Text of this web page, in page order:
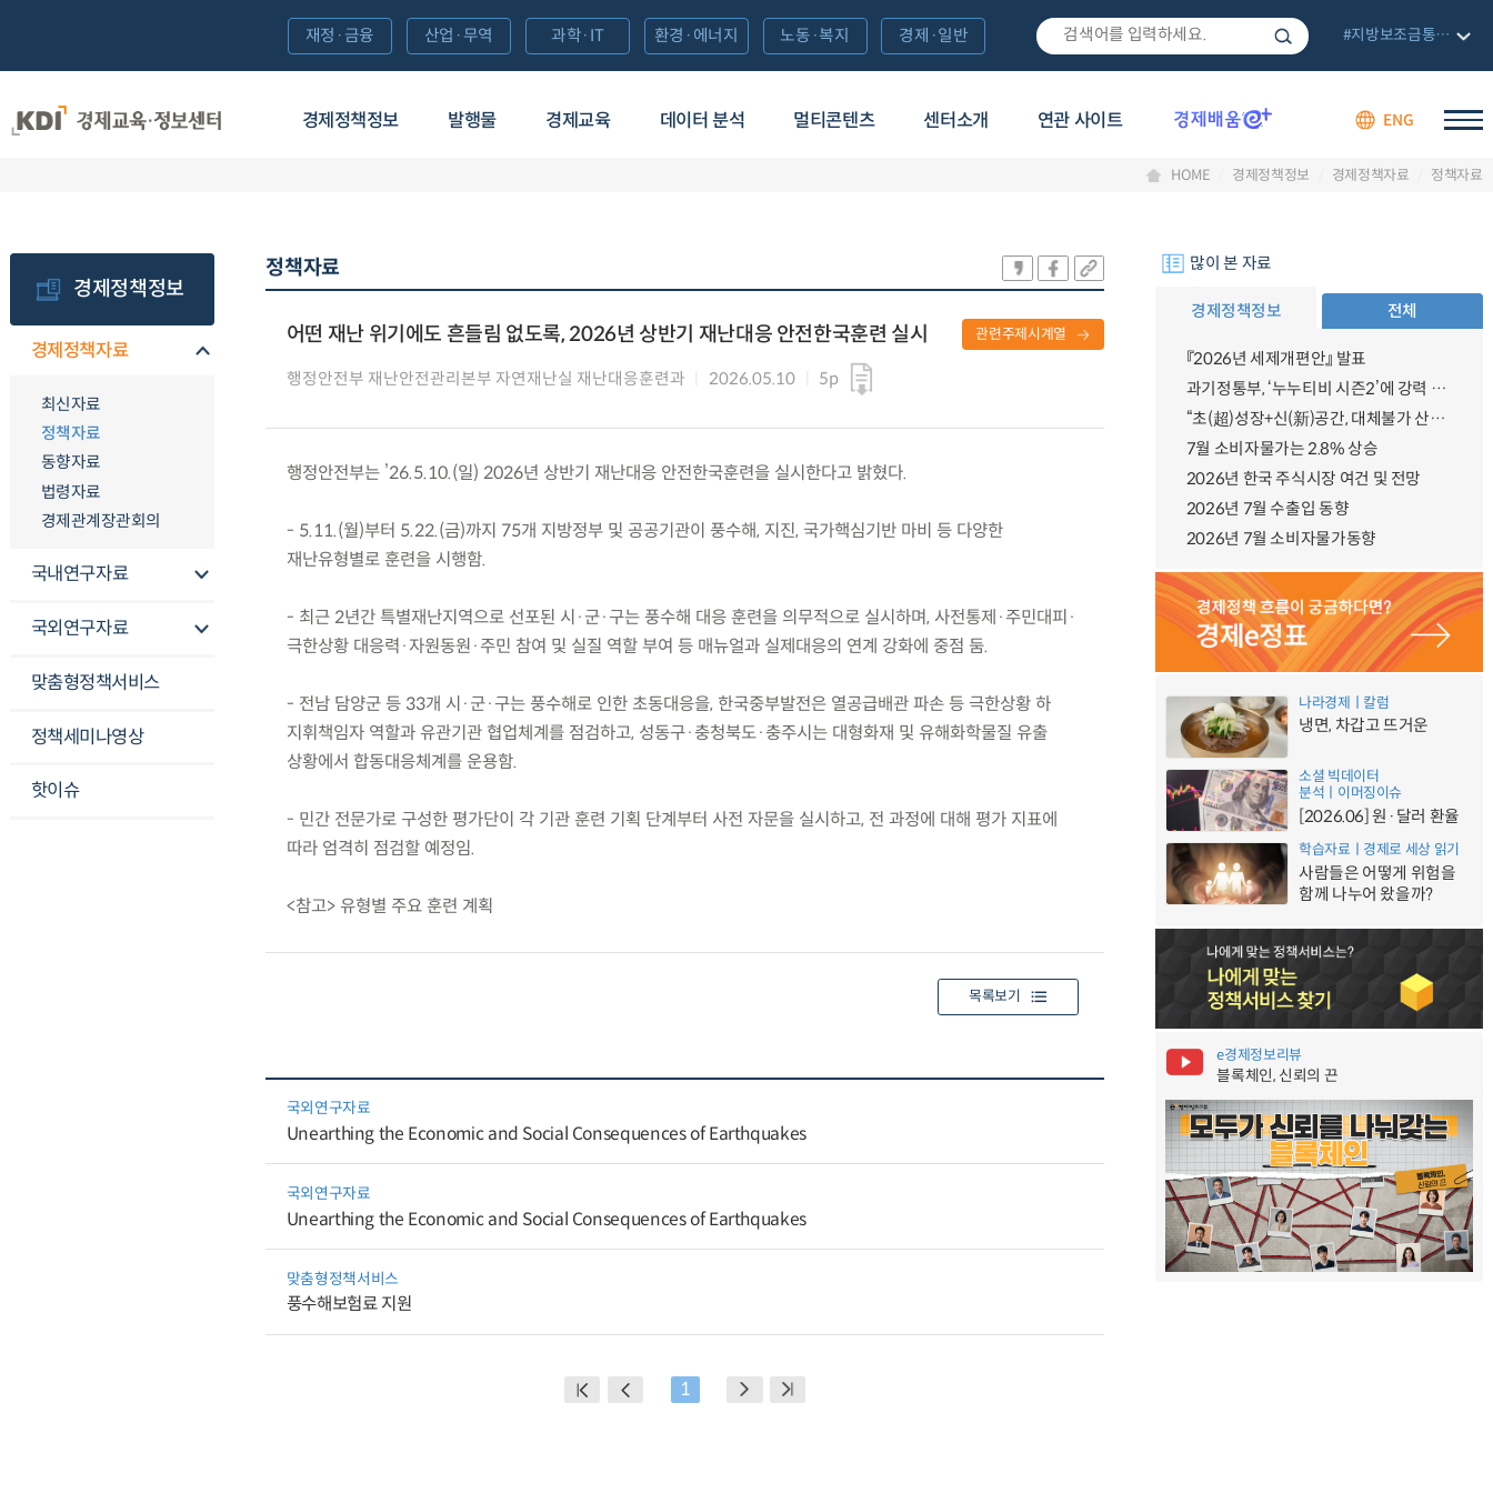
경제정책정보 발행물 경제교육 데이터 분석 멀티콘텐츠 센터소개 연관 사이트 ENG
재정·금융 산업·무역 과학·IT 환경·에너지 노동·복지 경제·일반 #지방보조금통합관리망
HOME 경제정책정보 경제정책자료 정책자료
경제정책정보
경제정책자료
최신자료
정책자료
동향자료
법령자료
경제관계장관회의
국내연구자료
국외연구자료
맞춤형정책서비스
정책세미나영상
핫이슈
정책자료
어떤 재난 위기에도 흔들림 없도록, 2026년 상반기 재난대응 안전한국훈련 실시
행정안전부 재난안전관리본부 자연재난실 재난대응훈련과 2026.05.10 5p
관련주제시계열
행정안전부는 ’26.5.10.(일) 2026년 상반기 재난대응 안전한국훈련을 실시한다고 밝혔다.
- 5.11.(월)부터 5.22.(금)까지 75개 지방정부 및 공공기관이 풍수해, 지진, 국가핵심기반 마비 등 다양한
재난유형별로 훈련을 시행함.
- 최근 2년간 특별재난지역으로 선포된 시·군·구는 풍수해 대응 훈련을 의무적으로 실시하며, 사전통제·주민대피·
극한상황 대응력·자원동원·주민 참여 및 실질 역할 부여 등 매뉴얼과 실제대응의 연계 강화에 중점 둠.
- 전남 담양군 등 33개 시·군·구는 풍수해로 인한 초동대응을, 한국중부발전은 열공급배관 파손 등 극한상황 하
지휘책임자 역할과 유관기관 협업체계를 점검하고, 성동구·충청북도·충주시는 대형화재 및 유해화학물질 유출
상황에서 합동대응체계를 운용함.
- 민간 전문가로 구성한 평가단이 각 기관 훈련 기획 단계부터 사전 자문을 실시하고, 전 과정에 대해 평가 지표에
따라 엄격히 점검할 예정임.
<참고> 유형별 주요 훈련 계획
목록보기
국외연구자료
Unearthing the Economic and Social Consequences of Earthquakes
국외연구자료
Unearthing the Economic and Social Consequences of Earthquakes
맞춤형정책서비스
풍수해보험료 지원
1
많이 본 자료
경제정책정보 전체
『2026년 세제개편안』 발표
과기정통부, ‘누누티비 시즌2’에 강력 대응 의지 밝혀
“초(超)성장+신(新)공간, 대체불가 산업강국”
7월 소비자물가는 2.8% 상승
2026년 한국 주식시장 여건 및 전망
2026년 7월 수출입 동향
2026년 7월 소비자물가동향
나라경제ㅣ칼럼
냉면, 차갑고 뜨거운
소셜 빅데이터
분석ㅣ이머징이슈
[2026.06] 원·달러 환율
학습자료ㅣ경제로 세상 읽기
사람들은 어떻게 위험을
함께 나누어 왔을까?
e경제정보리뷰
블록체인, 신뢰의 끈